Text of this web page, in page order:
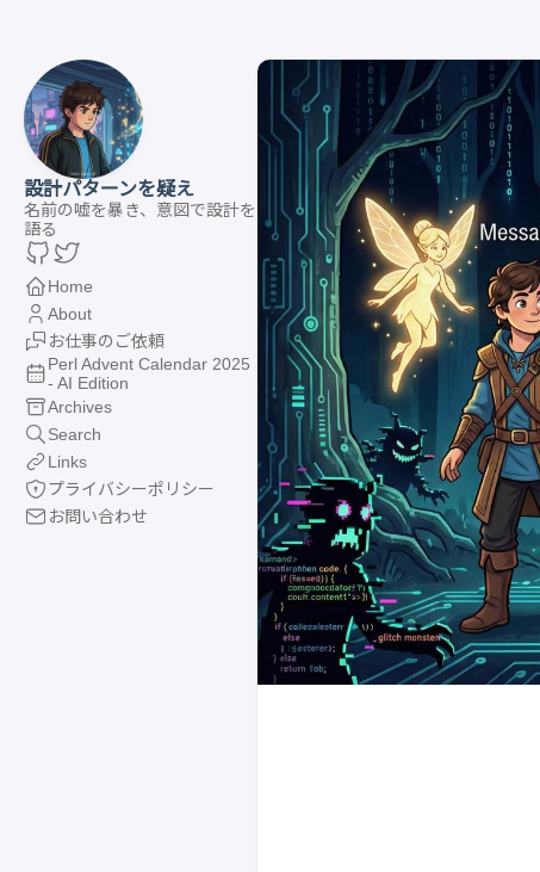
設計パターンを疑え
名前の嘘を暴き、意図で設計を
語る
Home
About
お仕事のご依頼
Perl Advent Calendar 2025
- AI Edition
Archives
Search
Links
プライバシーポリシー
お問い合わせ